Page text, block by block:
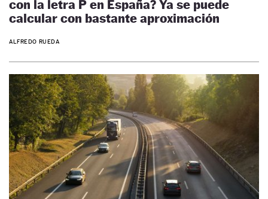
con la letra P en España? Ya se puede
calcular con bastante aproximación
ALFREDO RUEDA